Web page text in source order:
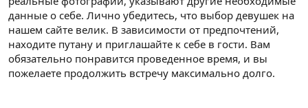
данные о себе. Лично убедитесь, что выбор девушек на
нашем сайте велик. В зависимости от предпочтений,
находите путану и приглашайте к себе в гости. Вам
обязательно понравится проведенное время, и вы
пожелаете продолжить встречу максимально долго.